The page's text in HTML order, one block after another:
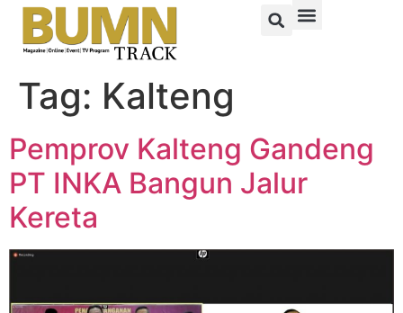
Tag: Kalteng
Pemprov Kalteng Gandeng
PT INKA Bangun Jalur
Kereta